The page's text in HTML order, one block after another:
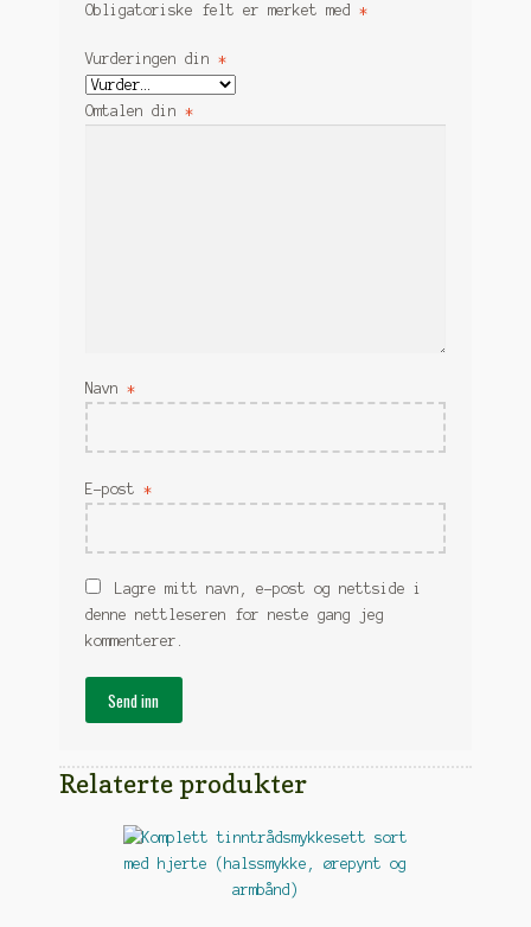
Obligatoriske felt er merket med *
Vurderingen din *
Omtalen din *
Navn *
E-post *
Lagre mitt navn, e-post og nettside i
denne nettleseren for neste gang jeg
kommenterer.
Relaterte produkter